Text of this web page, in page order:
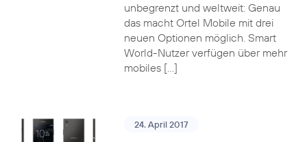
unbegrenzt und weltweit: Genau
das macht Ortel Mobile mit drei
neuen Optionen möglich. Smart
World-Nutzer verfügen über mehr
mobiles […]
24. April 2017